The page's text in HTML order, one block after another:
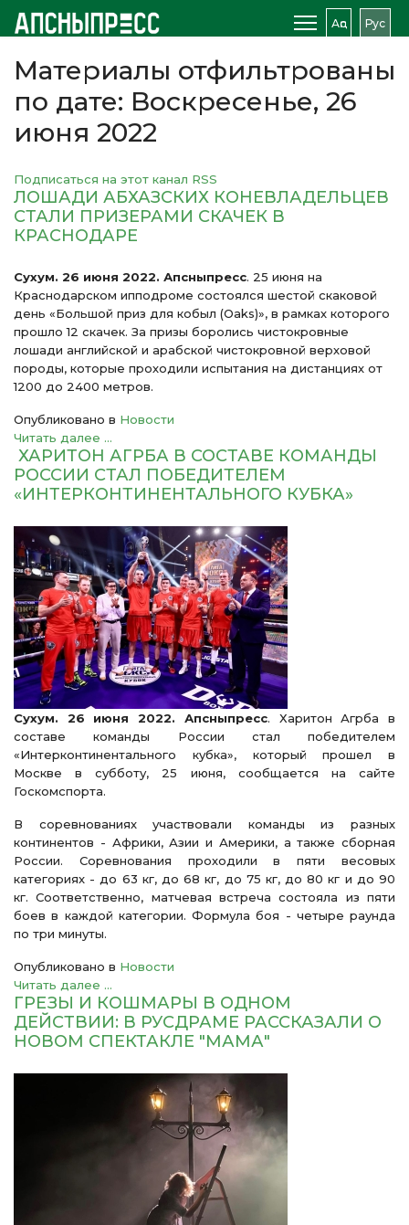
Аԥс Рус
Материалы отфильтрованы
по дате: Воскресенье, 26
июня 2022
Подписаться на этот канал RSS
ЛОШАДИ АБХАЗСКИХ КОНЕВЛАДЕЛЬЦЕВ
СТАЛИ ПРИЗЕРАМИ СКАЧЕК В
КРАСНОДАРЕ
Сухум. 26 июня 2022. Апсныпресс. 25 июня на
Краснодарском ипподроме состоялся шестой скаковой
день «Большой приз для кобыл (Оаks)», в рамках которого
прошло 12 скачек. За призы боролись чистокровные
лошади английской и арабской чистокровной верховой
породы, которые проходили испытания на дистанциях от
1200 до 2400 метров.
Опубликовано в Новости
Читать далее ...
ХАРИТОН АГРБА В СОСТАВЕ КОМАНДЫ
РОССИИ СТАЛ ПОБЕДИТЕЛЕМ
«ИНТЕРКОНТИНЕНТАЛЬНОГО КУБКА»
Сухум. 26 июня 2022. Апсныпресс. Харитон Агрба в
составе команды России стал победителем
«Интерконтинентального кубка», который прошел в
Москве в субботу, 25 июня, сообщается на сайте
Госкомспорта.
В соревнованиях участвовали команды из разных
континентов - Африки, Азии и Америки, а также сборная
России. Соревнования проходили в пяти весовых
категориях - до 63 кг, до 68 кг, до 75 кг, до 80 кг и до 90
кг. Соответственно, матчевая встреча состояла из пяти
боев в каждой категории. Формула боя - четыре раунда
по три минуты.
Опубликовано в Новости
Читать далее ...
ГРЕЗЫ И КОШМАРЫ В ОДНОМ
ДЕЙСТВИИ: В РУСДРАМЕ РАССКАЗАЛИ О
НОВОМ СПЕКТАКЛЕ "МАМА"